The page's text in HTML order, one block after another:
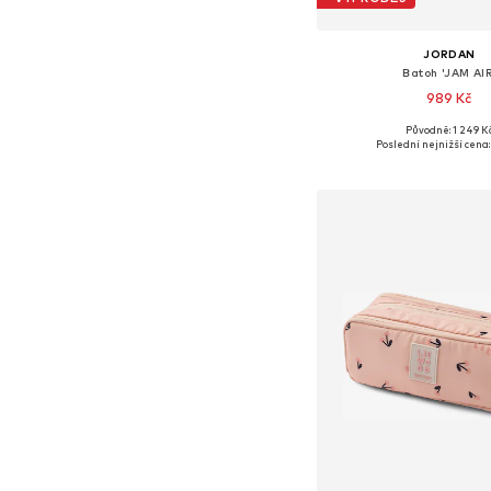
JORDAN
Batoh 'JAM
989 Kč
Dostupné velikosti:
Původně: 1 249
Poslední nejnižší cena: